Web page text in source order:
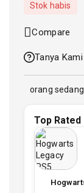
Top Rated
Stok habis
Compare
Tanya Kami
orang